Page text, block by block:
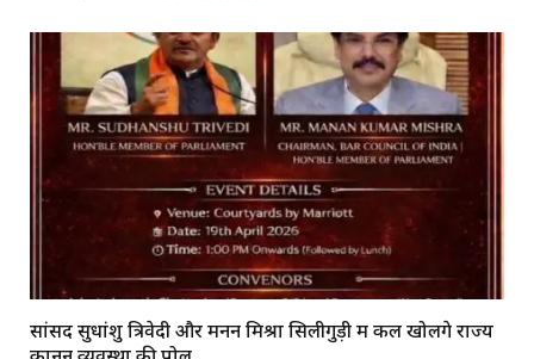
सांसद सुधांशु त्रिवेदी और मनन मिश्रा सिलीगुड़ी में कल खोलेंगे राज्य